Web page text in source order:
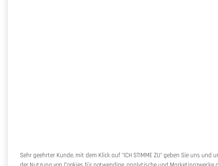
Sehr geehrter Kunde, mit dem Klick auf "ICH STIMME ZU" geben Sie uns